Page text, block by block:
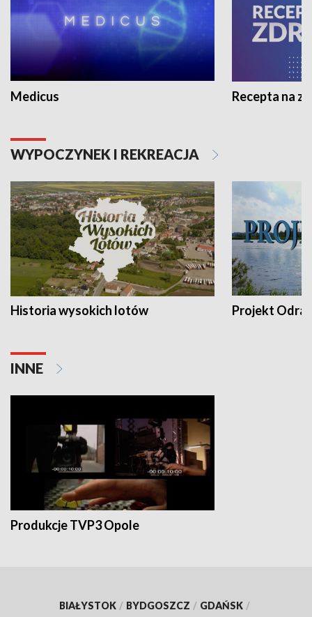
Medicus Recepta na
WYPOCZYNEK I REKREACJA
Historia wysokich lotów Projekt Odra
INNE
Produkcje TVP3 Opole
BIAŁYSTOK / BYDGOSZCZ / GDAŃSK /